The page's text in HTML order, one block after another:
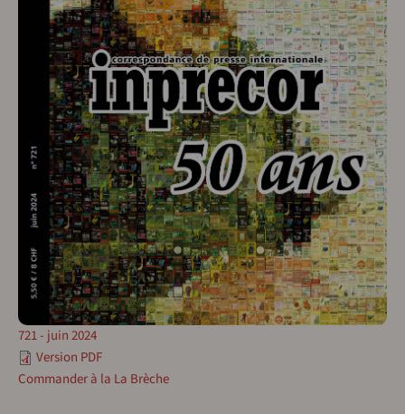
721 - juin 2024
Version PDF
Commander à la La Brèche